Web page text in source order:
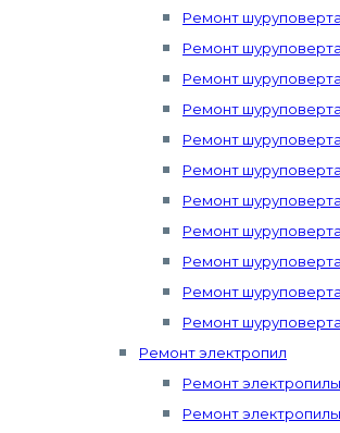
Ремонт
Ремонт
Ремонт
Ремонт
Ремонт
Ремонт
Ремонт
Ремонт
Ремонт
Ремонт
Ремонт
Ремонт электропил
Ремонт
Ремонт